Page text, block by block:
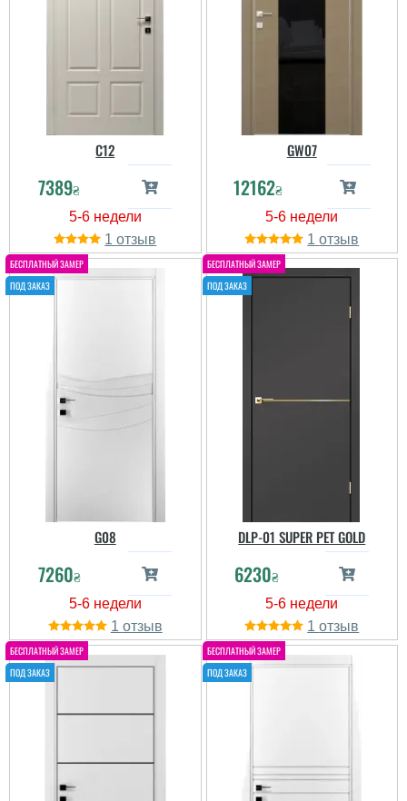
C12
7389₴
1
GW07
12162₴
1
G08
7260₴
1
DLP-01 SUPER PET GOLD
6230₴
1